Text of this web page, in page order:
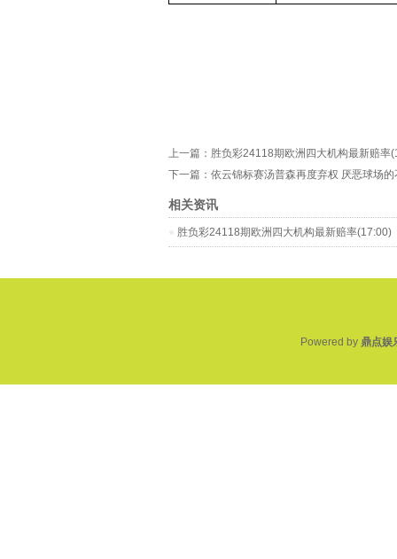
上一篇： 胜负彩24118期欧洲四大机构最新赔率
下一篇： 依云锦标赛汤普森再度弃权 厌恶球场的
相关资讯
胜负彩24118期欧洲四大机构最新赔率(17:00)
Powered by 鼎点娱